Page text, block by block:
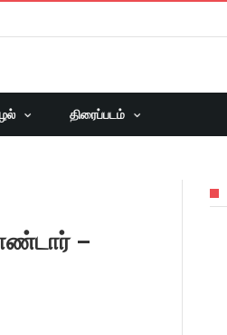
திரைப்படம்
–